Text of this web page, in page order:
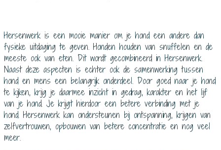
Hersenwerk is een mooie manier om je hond een andere dan
fysieke uitdaging te geven. Honden houden van snuffelen en de
meeste ook van eten. Dit wordt gecombineerd in Hersenwerk.
Naast deze aspecten is echter ook de samenwerking tussen
hond en mens een belangrijk onderdeel. Door goed naar je hond
te kijken, krijg je daarmee inzicht in gedrag, karakter en het lijf
van je hond. Je krijgt hierdoor een betere verbinding met je
hond. Hersenwerk kan ondersteunen bij ontspanning, krijgen van
zelfvertrouwen, opbouwen van betere concentratie en nog veel
meer.